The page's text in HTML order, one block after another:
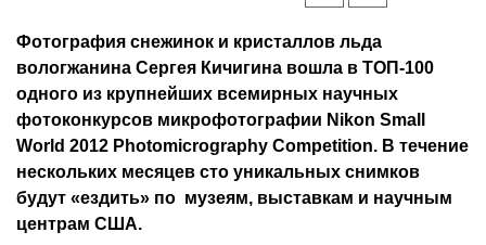
Фотография снежинок и кристаллов льда
вологжанина Сергея Кичигина вошла в ТОП-100
одного из крупнейших всемирных научных
фотоконкурсов микрофотографии Nikon Small
World 2012 Photomicrography Competition. В течение
нескольких месяцев сто уникальных снимков
будут «ездить» по музеям, выставкам и научным
центрам США.